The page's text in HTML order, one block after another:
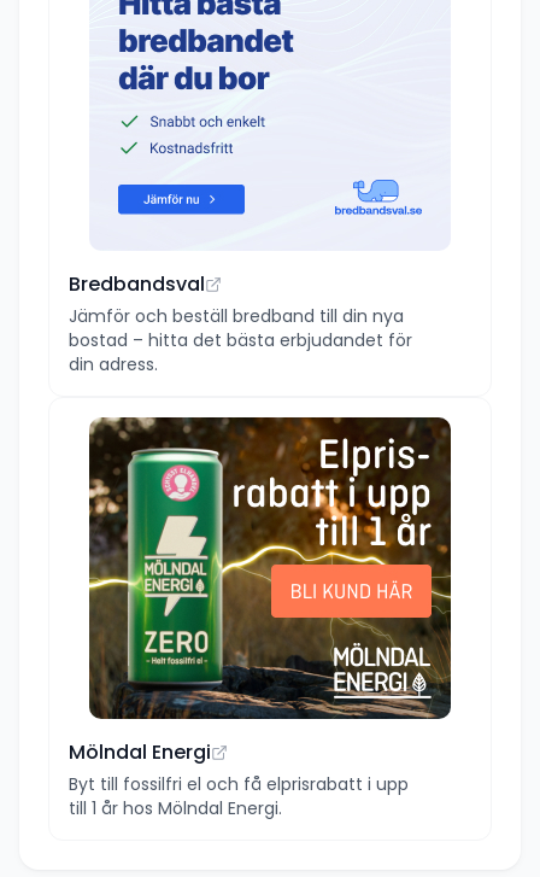
Bredbandsval
Jämför och beställ bredband till din nya
bostad – hitta det bästa erbjudandet för
din adress.
Mölndal Energi
Byt till fossilfri el och få elprisrabatt i upp
till 1 år hos Mölndal Energi.